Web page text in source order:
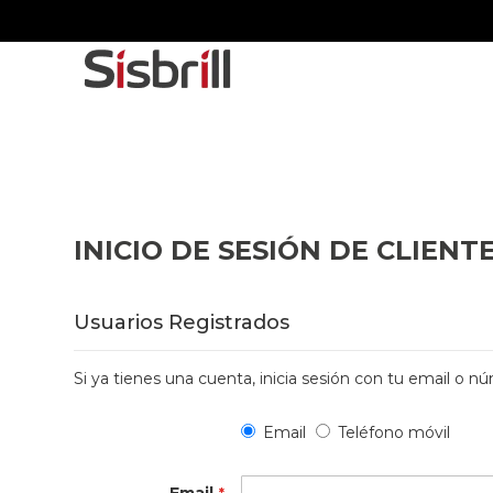
INICIO DE SESIÓN DE
Usuarios Registrados
Si ya tienes una cuenta, inicia sesión con tu email o
Email Teléfono móvil